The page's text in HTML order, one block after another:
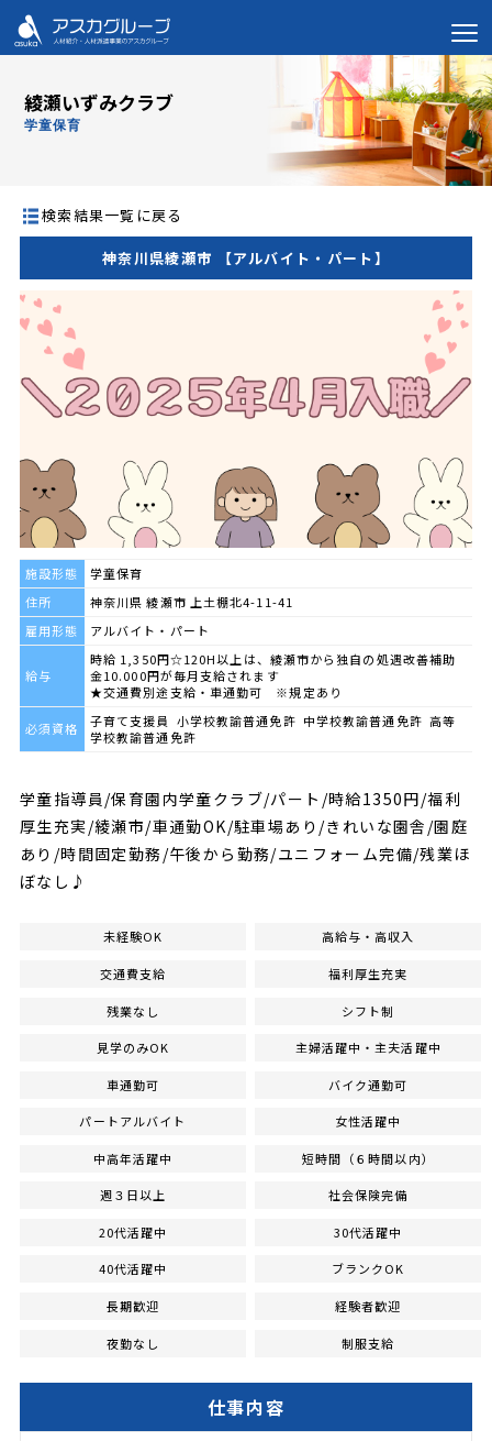
綾瀬いずみクラブ
学童保育
検索結果一覧に戻る
神奈川県綾瀬市 【アルバイト・パート】
施設形態
学童保育
住所
神奈川県 綾瀬市 上土棚北4-11-41
雇用形態
アルバイト・パート
給与
時給 1,350円☆120H以上は、綾瀬市から独自の処遇改善補助
金10.000円が毎月支給されます
★交通費別途支給・車通勤可 ※規定あり
必須資格
子育て支援員 小学校教諭普通免許 中学校教諭普通免許 高等
学校教諭普通免許
学童指導員/保育園内学童クラブ/パート/時給1350円/福利
厚生充実/綾瀬市/車通勤OK/駐車場あり/きれいな園舎/園庭
あり/時間固定勤務/午後から勤務/ユニフォーム完備/残業ほ
ぼなし♪
未経験OK 高給与・高収入
交通費支給 福利厚生充実
残業なし シフト制
見学のみOK 主婦活躍中・主夫活躍中
車通勤可 バイク通勤可
パートアルバイト 女性活躍中
中高年活躍中 短時間（６時間以内）
週３日以上 社会保険完備
20代活躍中 30代活躍中
40代活躍中 ブランクOK
長期歓迎 経験者歓迎
夜勤なし 制服支給
仕事内容